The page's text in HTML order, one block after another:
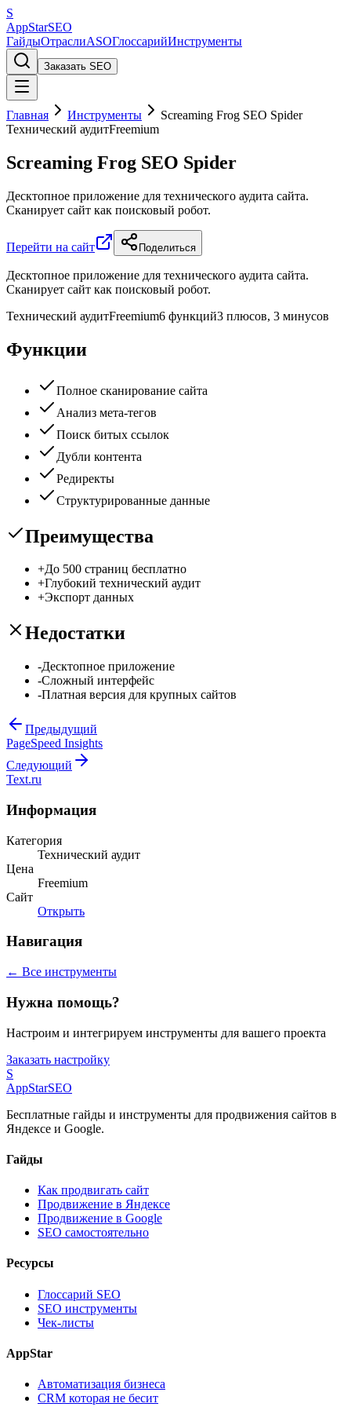
S
AppStarSEO
ГайдыОтраслиASOГлоссарийИнструменты
Заказать SEO
Главная Инструменты
Screaming Frog SEO Spider
Технический аудитFreemium
Screaming Frog SEO Spider
Десктопное приложение для технического аудита сайта.
Сканирует сайт как поисковый робот.
Перейти на сайт Поделиться
Десктопное приложение для технического аудита сайта.
Сканирует сайт как поисковый робот.
Технический аудитFreemium6 функций3 плюсов, 3 минусов
Функции
Полное сканирование сайта
Анализ мета-тегов
Поиск битых ссылок
Дубли контента
Редиректы
Структурированные данные
Преимущества
+До 500 страниц бесплатно
+Глубокий технический аудит
+Экспорт данных
Недостатки
-Десктопное приложение
-Сложный интерфейс
-Платная версия для крупных сайтов
Предыдущий
PageSpeed Insights
Следующий
Text.ru
Информация
Категория
Технический аудит
Цена
Freemium
Сайт
Открыть
Навигация
← Все инструменты
Нужна помощь?
Настроим и интегрируем инструменты для вашего проекта
Заказать настройку
S
AppStarSEO
Бесплатные гайды и инструменты для продвижения сайтов в
Яндексе и Google.
Гайды
Как продвигать сайт
Продвижение в Яндексе
Продвижение в Google
SEO самостоятельно
Ресурсы
Глоссарий SEO
SEO инструменты
Чек-листы
AppStar
Автоматизация бизнеса
CRM которая не бесит